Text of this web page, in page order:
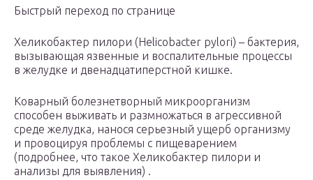
Быстрый переход по странице
Хеликобактер пилори (Helicobacter pylori) – бактерия,
вызывающая язвенные и воспалительные процессы
в желудке и двенадцатиперстной кишке.
Коварный болезнетворный микроорганизм
способен выживать и размножаться в агрессивной
среде желудка, нанося серьезный ущерб организму
и провоцируя проблемы с пищеварением
(подробнее, что такое Хеликобактер пилори и
анализы для выявления) .